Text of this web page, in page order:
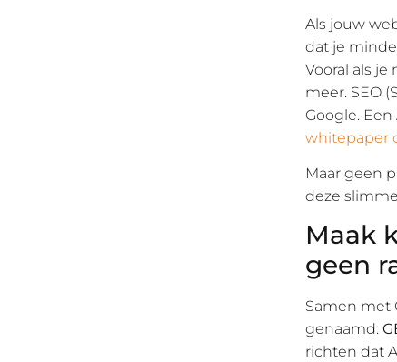
Als jouw
dat je
Vooral als je
meer. SEO
Google.
whitepaper
Maar geen
deze
Maak
geen
Samen met
genaamd:
richten dat